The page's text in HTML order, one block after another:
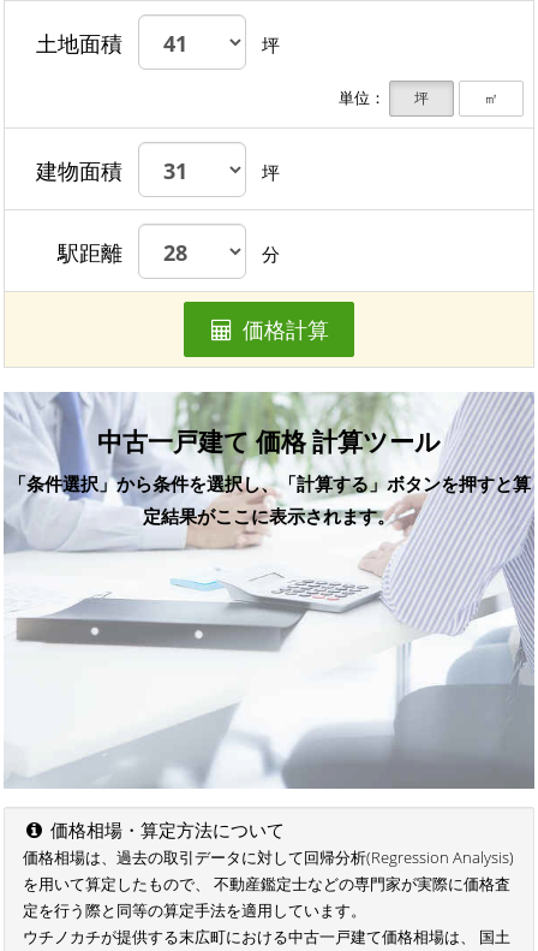
土地面積 坪
単位： 坪 ㎡
建物面積 坪
駅距離 分
価格計算
中古一戸建て 価格 計算ツール
「条件選択」から条件を選択し、「計算する」ボタンを押すと算
定結果がここに表示されます。
価格相場・算定方法について
価格相場は、過去の取引データに対して回帰分析(Regression Analysis)
を用いて算定したもので、 不動産鑑定士などの専門家が実際に価格査
定を行う際と同等の算定手法を適用しています。
ウチノカチが提供する末広町における中古一戸建て価格相場は、 国土